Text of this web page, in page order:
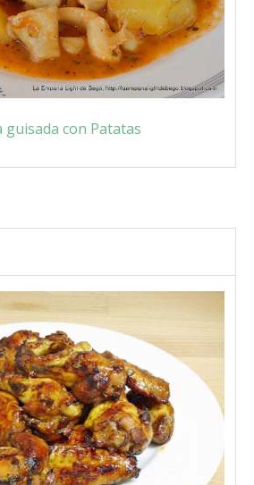
guisada con Patatas